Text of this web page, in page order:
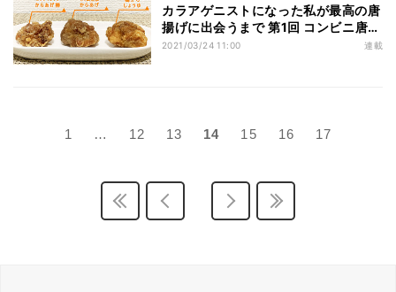
カラアゲニストになった私が最高の唐
揚げに出会うまで 第1回 コンビニ唐揚
げ食べ比べ編
2021/03/24 11:00 連載
1 … 12 13 14 15 16 17